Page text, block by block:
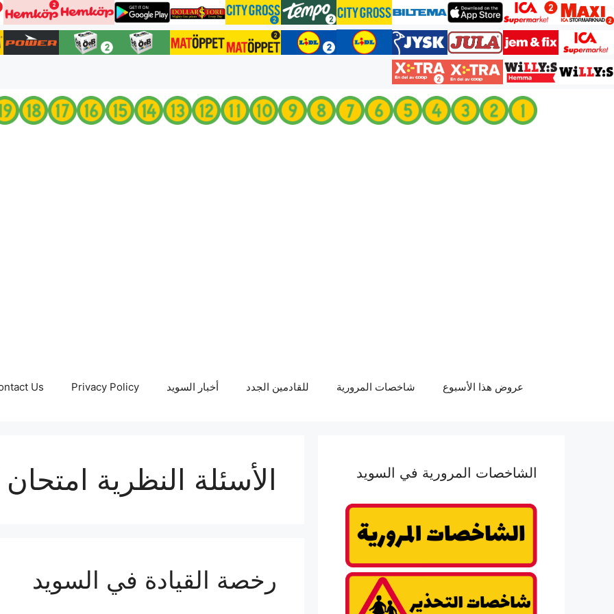
إلى
المحتوى
عروض هذا الأسبوع شاخصات المرورية للقادمين الجدد أخبار السويد Privacy Policy
Us
الأسئلة النظرية امتحان
رخصة القيادة في السويد
الشاخصات المرورية في السويد